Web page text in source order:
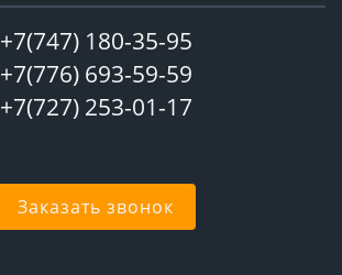
+7(747) 180-35-95
+7(776) 693-59-59
+7(727) 253-01-17
Заказать звонок